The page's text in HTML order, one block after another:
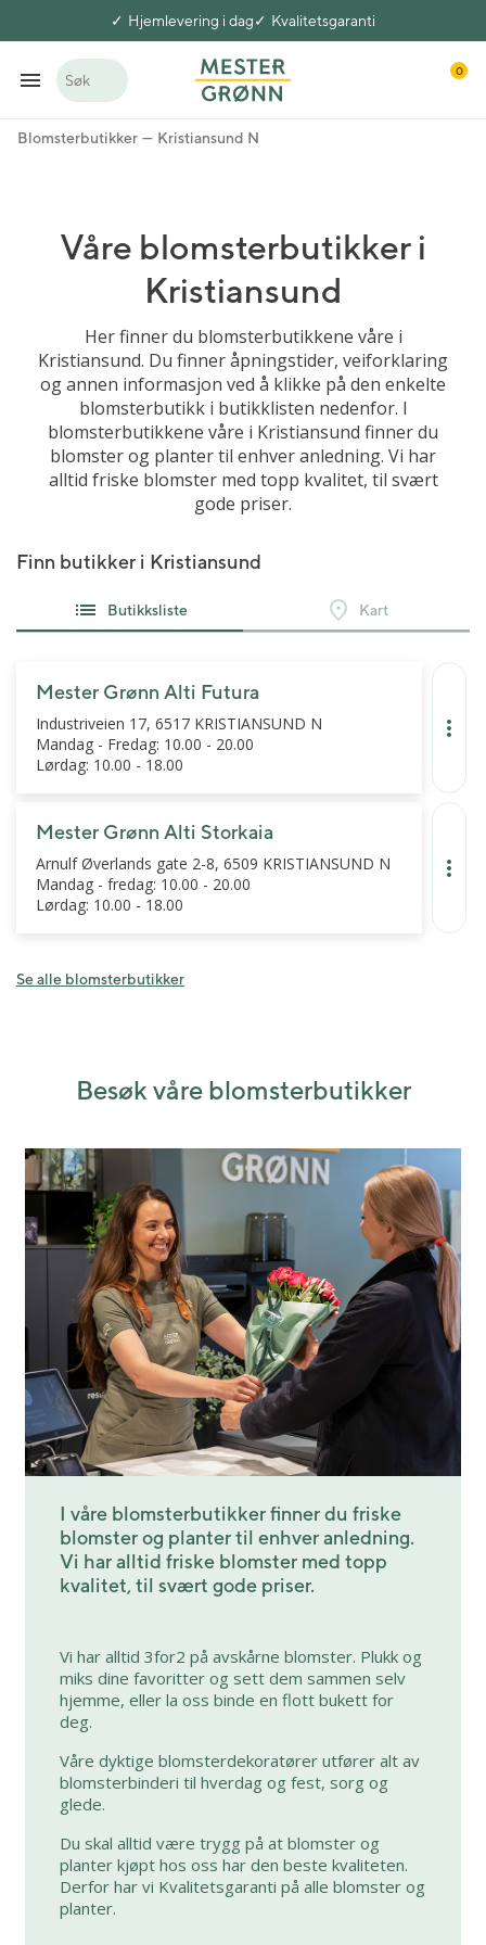
Hjemlevering i dag Kvalitetsgaranti
Søk
0
Blomsterbutikker Kristiansund N
Våre blomsterbutikker i
Kristiansund
Her finner du blomsterbutikkene våre i
Kristiansund. Du finner åpningstider, veiforklaring
og annen informasjon ved å klikke på den enkelte
blomsterbutikk i butikklisten nedenfor. I
blomsterbutikkene våre i Kristiansund finner du
blomster og planter til enhver anledning. Vi har
alltid friske blomster med topp kvalitet, til svært
gode priser.
Finn butikker i Kristiansund
Butikksliste Kart
Mester Grønn Alti Futura
Industriveien 17, 6517 KRISTIANSUND N
Mandag - Fredag: 10.00 - 20.00
Lørdag: 10.00 - 18.00
Mester Grønn Alti Storkaia
Arnulf Øverlands gate 2-8, 6509 KRISTIANSUND N
Mandag - fredag: 10.00 - 20.00
Lørdag: 10.00 - 18.00
Se alle blomsterbutikker
Besøk våre blomsterbutikker
I våre blomsterbutikker finner du friske
blomster og planter til enhver anledning.
Vi har alltid friske blomster med topp
kvalitet, til svært gode priser.
Vi har alltid 3for2 på avskårne blomster. Plukk og
miks dine favoritter og sett dem sammen selv
hjemme, eller la oss binde en flott bukett for
deg.
Våre dyktige blomsterdekoratører utfører alt av
blomsterbinderi til hverdag og fest, sorg og
glede.
Du skal alltid være trygg på at blomster og
planter kjøpt hos oss har den beste kvaliteten.
Derfor har vi Kvalitetsgaranti på alle blomster og
planter.